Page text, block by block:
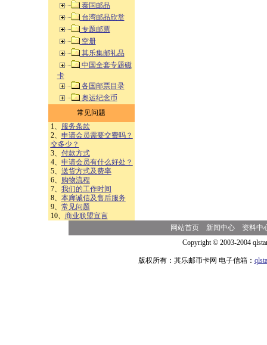
泰国邮品
台湾邮品欣赏
专题邮票
空册
其乐集邮礼品
中国全套专题磁
卡
各国邮票目录
奥运纪念币
常见问题
1、
服务条款
2、 申请会员需要交费吗？
交多少？
3、 付款方式
4、 申请会员有什么好处？
5、 送货方式及费率
6、
购物流程
7、 我们的工作时间
8、 本廊诚信及售后服务
9、 常见问题
10、 商业联盟宣言
网站首页 新闻中心
资料中
Copyright © 2003-2004
版权所有：其乐邮币卡网 电子信箱：